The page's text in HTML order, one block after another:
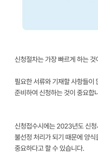
신청절차는 가장 빠르게 하는 것
필요한 서류와 기재할 사항들이
준비하여 신청하는 것이 중요합
신청접수시에는2023년도 신청
불선정 처리가 되기 때문에 양
중요하다고 할 수 있습니다.